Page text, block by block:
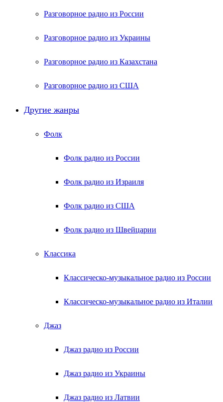
Разговорное радио из России
Разговорное радио из Украины
Разговорное радио из Казахстана
Разговорное радио из США
Другие жанры
Фолк
Фолк радио из России
Фолк радио из Израиля
Фолк радио из США
Фолк радио из Швейцарии
Классика
Классическо-музыкальное радио из России
Классическо-музыкальное радио из Италии
Джаз
Джаз радио из России
Джаз радио из Украины
Джаз радио из Латвии